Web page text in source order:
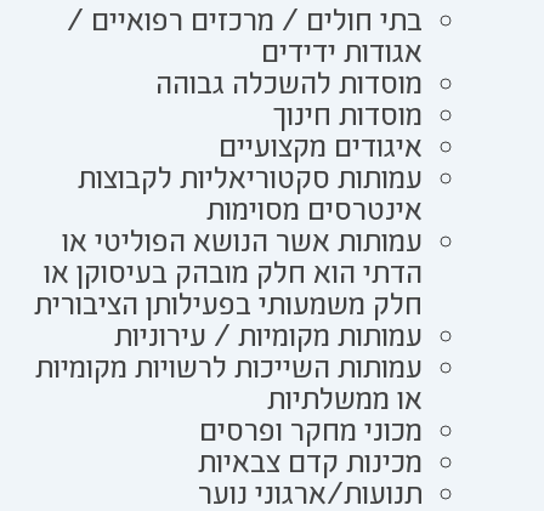
בתי חולים / מרכזים רפואיים /
אגודות ידידים
מוסדות להשכלה גבוהה
מוסדות חינוך
איגודים מקצועיים
עמותות סקטוריאליות לקבוצות
אינטרסים מסוימות
עמותות אשר הנושא הפוליטי או
הדתי הוא חלק מובהק בעיסוקן או
חלק משמעותי בפעילותן הציבורית
עמותות מקומיות / עירוניות
עמותות השייכות לרשויות מקומיות
או ממשלתיות
מכוני מחקר ופרסים
מכינות קדם צבאיות
תנועות/ארגוני נוער